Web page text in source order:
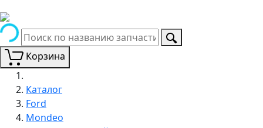
Корзина
Каталог
Ford
Mondeo